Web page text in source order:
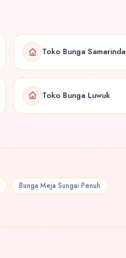
Toko Bunga Samarinda
Toko Bunga Luwuk
Bunga Meja Sungai Penuh